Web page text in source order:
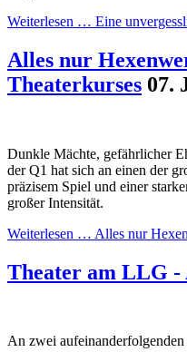
Weiterlesen … Eine
Alles nur
Theaterkurses 07.
Dunkle Mächte, gefährlicher
der Q1 hat sich an einen der
präzisem Spiel und einer
großer Intensität.
Weiterlesen … Alles nur
Theater am LLG -
An zwei